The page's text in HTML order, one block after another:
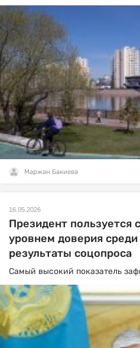
Маржан Бакиева
16.05.2026
Президент пользуется
уровнем доверия среди
результаты соцопроса
Самый высокий показатель